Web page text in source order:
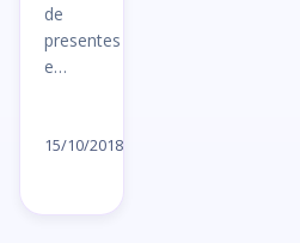
de
presentes
e…
15/10/2018